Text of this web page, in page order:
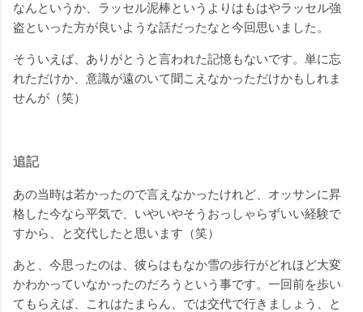
なんというか、ラッセル泥棒というよりはもはやラッセル強
盗といった方が良いような話だったなと今回思いました。
そういえば、ありがとうと言われた記憶もないです。単に忘
れただけか、意識が遠のいて聞こえなかっただけかもしれま
せんが（笑）
追記
あの当時は若かったので言えなかったけれど、オッサンに昇
格した今なら平気で、いやいやそうおっしゃらずいい経験で
すから、と交代したと思います（笑）
あと、今思ったのは、彼らはもなか雪の歩行がどれほど大変
かわかっていなかったのだろうという事です。一回前を歩い
てもらえば、これはたまらん、では交代で行きましょう、と